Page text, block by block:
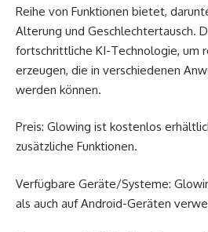
Reihe von Funktionen bietet,
Alterung und Geschlechtertausch.
fortschrittliche KI-Technologie, um
erzeugen, die in verschiedenen
werden können.
Preis: Glowing ist kostenlos
zusätzliche Funktionen.
Verfügbare Geräte/Systeme:
als auch auf Android-Geräten